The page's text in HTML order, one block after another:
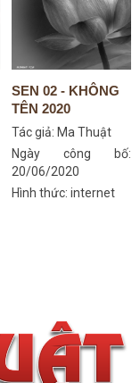
SEN 02 - KHÔNG
TÊN 2020
Tác giả: Ma Thuật
Ngày công bố:
20/06/2020
Hình thức: internet